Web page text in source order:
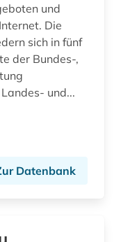
und
Die
sich in fünf
und...
Datenbank